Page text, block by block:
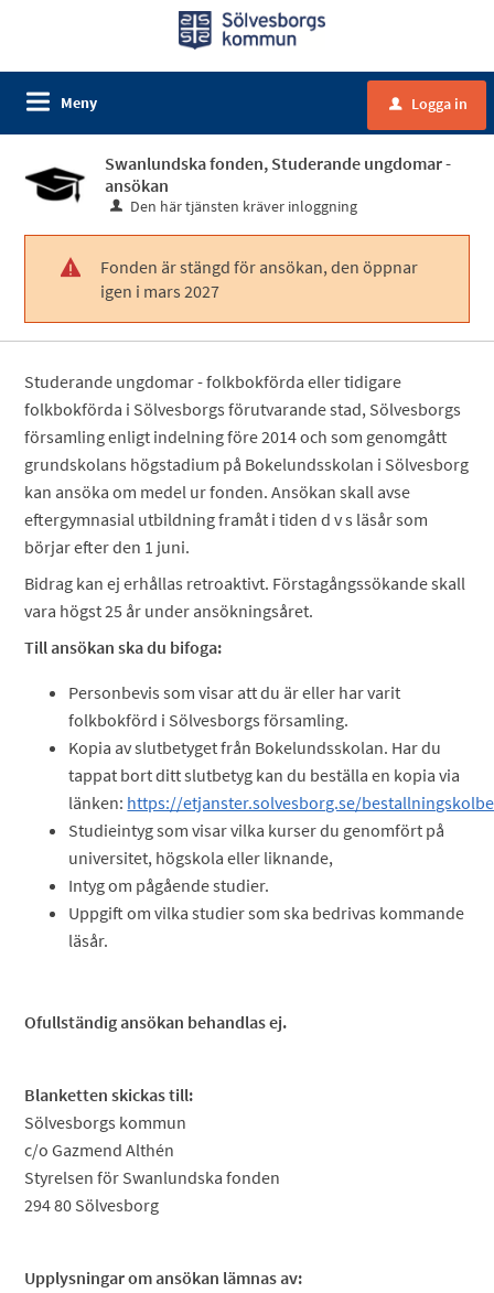
Meny u Logga in
Swanlundska fonden, Studerande ungdomar -
ansökan
Den här tjänsten kräver inloggning
!
Fonden är stängd för ansökan, den öppnar
igen i mars 2027
Studerande ungdomar - folkbokförda eller tidigare
folkbokförda i Sölvesborgs förutvarande stad, Sölvesborgs
församling enligt indelning före 2014 och som genomgått
grundskolans högstadium på Bokelundsskolan i Sölvesborg
kan ansöka om medel ur fonden. Ansökan skall avse
eftergymnasial utbildning framåt i tiden d v s läsår som
börjar efter den 1 juni.
Bidrag kan ej erhållas retroaktivt. Förstagångssökande skall
vara högst 25 år under ansökningsåret.
Till ansökan ska du bifoga:
Personbevis som visar att du är eller har varit
folkbokförd i Sölvesborgs församling.
Kopia av slutbetyget från Bokelundsskolan. Har du
tappat bort ditt slutbetyg kan du beställa en kopia via
länken: https://etjanster.solvesborg.se/
Studieintyg som visar vilka kurser du genomfört på
universitet, högskola eller liknande,
Intyg om pågående studier.
Uppgift om vilka studier som ska bedrivas kommande
läsår.
Ofullständig ansökan behandlas ej.
Blanketten skickas till:
Sölvesborgs kommun
c/o Gazmend Althén
Styrelsen för Swanlundska fonden
294 80 Sölvesborg
Upplysningar om ansökan lämnas av: